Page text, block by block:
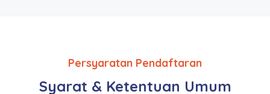
Persyaratan Pendaftaran
Syarat & Ketentuan Umum